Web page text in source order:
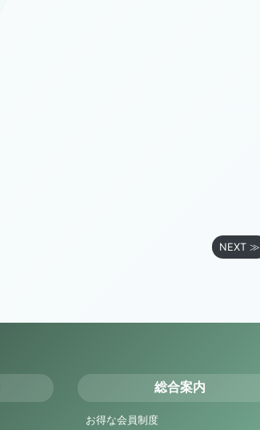
NEXT ≫
総合案内
お得な会員制度